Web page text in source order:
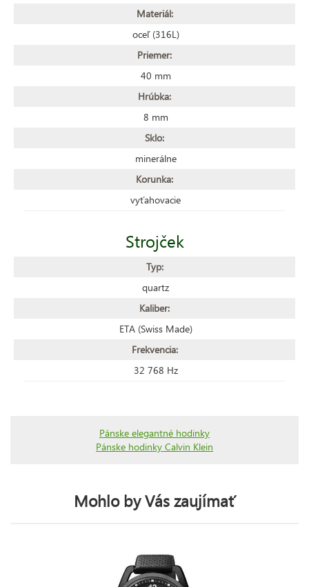
Materiál:
oceľ (316L)
Priemer:
40 mm
Hrúbka:
8 mm
Sklo:
minerálne
Korunka:
vyťahovacie
Strojček
Typ:
quartz
Kaliber:
ETA (Swiss Made)
Frekvencia:
32 768 Hz
Pánske elegantné hodinky
Pánske hodinky Calvin Klein
Mohlo by Vás zaujímať